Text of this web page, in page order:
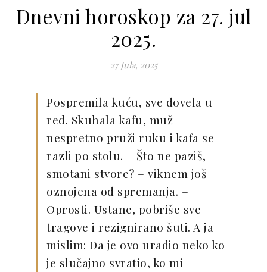
Dnevni horoskop za 27. jul
2025.
27 Jula, 2025
Pospremila kuću, sve dovela u
red. Skuhala kafu, muž
nespretno pruži ruku i kafa se
razli po stolu. – Što ne paziš,
smotani stvore? – viknem još
oznojena od spremanja. –
Oprosti. Ustane, pobriše sve
tragove i rezignirano šuti. A ja
mislim: Da je ovo uradio neko ko
je slučajno svratio, ko mi